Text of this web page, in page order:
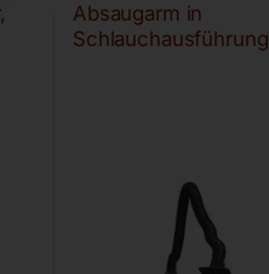
Absaugarm in
Schlauchausführung